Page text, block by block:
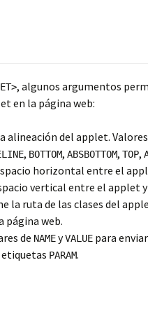
, algunos argumentos
en la página web:
alineación del applet.
, BOTTOM, ABSBOTTOM, TOP,
horizontal entre el
vertical entre el applet
la ruta de las clases del
página web.
de NAMEyVALUE para
etiquetas PARAM.